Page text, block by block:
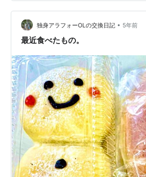
独身アラフォーOLの交換日記 • 5年前
最近食べたもの。